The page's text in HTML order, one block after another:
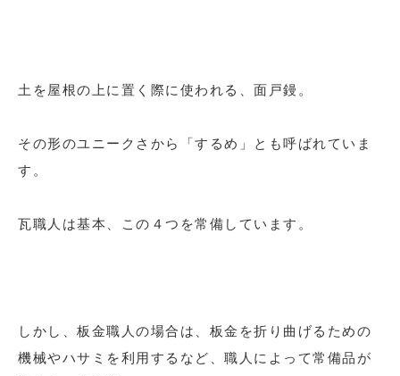
土を屋根の上に置く際に使われる、面戸鏝。
その形のユニークさから「するめ」とも呼ばれていま
す。
瓦職人は基本、この４つを常備しています。
しかし、板金職人の場合は、板金を折り曲げるための
機械やハサミを利用するなど、職人によって常備品が